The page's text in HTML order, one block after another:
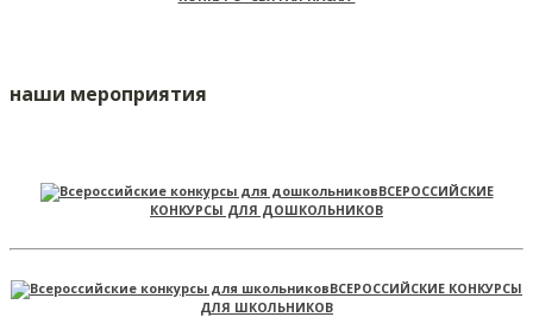
наши мероприятия
ВСЕРОССИЙСКИЕ
КОНКУРСЫ ДЛЯ ДОШКОЛЬНИКОВ
ВСЕРОССИЙСКИЕ КОНКУРСЫ
ДЛЯ ШКОЛЬНИКОВ